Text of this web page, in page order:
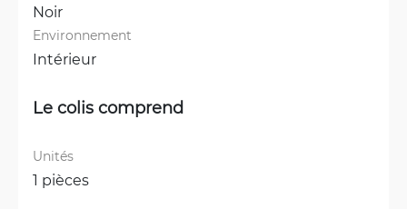
Noir
Environnement
Intérieur
Le colis comprend
Unités
1 pièces